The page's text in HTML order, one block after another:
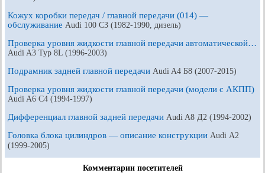
Кожух коробки передач / главной передачи (014) —
обслуживание Audi 100 С3 (1982-1990, дизель)
Проверка уровня жидкости главной передачи автоматической…
Audi A3 Typ 8L (1996-2003)
Подрамник задней главной передачи Audi A4 Б8 (2007-2015)
Проверка уровня жидкости главной передачи (модели с АКПП)
Audi A6 С4 (1994-1997)
Дифференциал главной задней передачи Audi A8 Д2 (1994-2002)
Головка блока цилиндров — описание конструкции Audi А2
(1999-2005)
Комментарии посетителей